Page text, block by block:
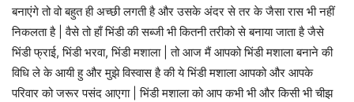
बनाएंगे तो वो बहुत ही अच्छी लगती है और उसके अंदर से तर के जैसा रास भी नहीं
निकलता है | वैसे तो हाँ भिंडी की सब्जी भी कितनी तरीको से बनाया जाता है जैसे
भिंडी फ्राई, भिंडी भरवा, भिंडी मशाला | तो आज मैं आपको भिंडी मशाला बनाने की
विधि ले के आयी हु और मुझे विस्वास है की ये भिंडी मशाला आपको और आपके
परिवार को जरूर पसंद आएगा | भिंडी मशाला को आप कभी भी और किसी भी चीझ